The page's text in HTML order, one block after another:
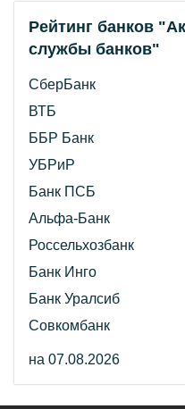
Рейтинг банков
службы банков"
СберБанк
ВТБ
ББР Банк
УБРиР
Банк ПСБ
Альфа-Банк
Россельхозбанк
Банк Инго
Банк Уралсиб
Совкомбанк
на 07.08.2026